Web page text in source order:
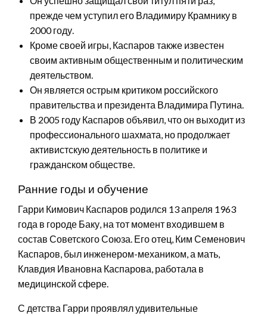
прежде чем уступил его Владимиру Крамнику в
2000 году.
Кроме своей игры, Каспаров также известен
своим активным общественным и политическим
деятельством.
Он является острым критиком российского
правительства и президента Владимира Путина.
В 2005 году Каспаров объявил, что он выходит из
профессионального шахмата, но продолжает
активистскую деятельность в политике и
гражданском обществе.
Ранние годы и обучение
Гарри Кимович Каспаров родился 13 апреля 1963
года в городе Баку, на тот момент входившем в
состав Советского Союза. Его отец, Ким Семенович
Каспаров, был инженером-механиком, а мать,
Клавдия Ивановна Каспарова, работала в
медицинской сфере.
С детства Гарри проявлял удивительные